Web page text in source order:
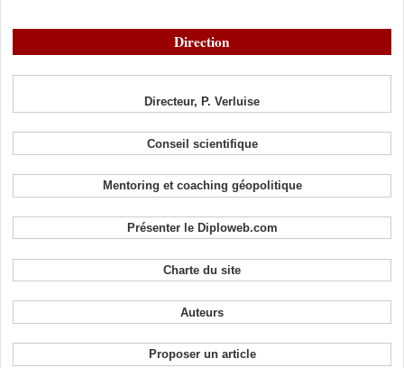
Direction
Directeur, P. Verluise
Conseil scientifique
Mentoring et coaching géopolitique
Présenter le Diploweb.com
Charte du site
Auteurs
Proposer un article